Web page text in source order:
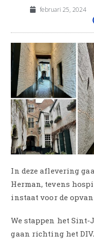
februari 25, 2024
In deze aflevering
Herman, tevens
instaat voor de
We stappen het
gaan richting het